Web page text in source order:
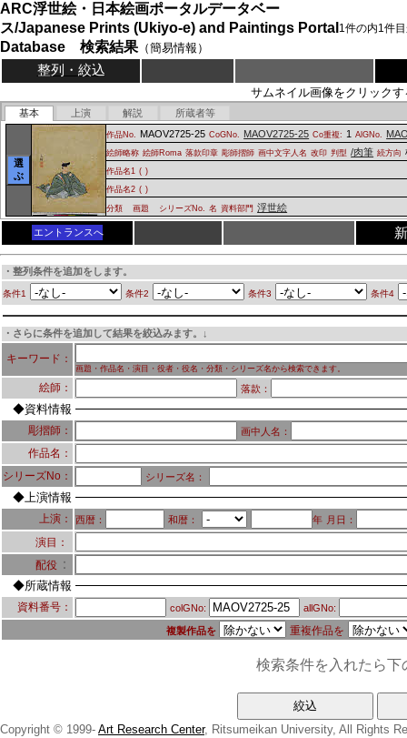
ARC浮世絵・日本絵画ポータルデータベー
ス/Japanese Prints (Ukiyo-e) and Paintings Portal
Database 検索結果（簡易情報）
1件の内1件
整列・絞込
サムネイル画像をクリック
基本 上演 解説 所蔵者等
選
ぶ
作品No. MAOV2725-25 CoGNo. MAOV2725-25 Co重複: 1 AlGNo.
絵師略称 絵師Roma 落款印章 彫師摺師 画中文字人名 改印 判型 /肉筆 続方向
作品名1 ( )
作品名2 ( )
分類 画題 シリーズNo. 名 資料部門 浮世絵
エントランスへ
・整列条件を追加をします。
条件1 条件2 条件3 条件4
・さらに条件を追加して結果を絞込みます。↓
キーワード：
画題・作品名・演目・役者・役名・分類・シリーズ名から検索できます。
絵師： 落款：
◆資料情報
彫摺師： 画中人名：
作品名：
シリーズNo：
シリーズ名：
◆上演情報
上演： 西暦： 和暦： 年 月日：
演目：
配役 ：
◆所蔵情報
資料番号： colGNo: allGNo:
複製作品を 重複作品を
検索条件を入れたら
Copyright © 1999- Art Research Center, Ritsumeikan University, All Rights